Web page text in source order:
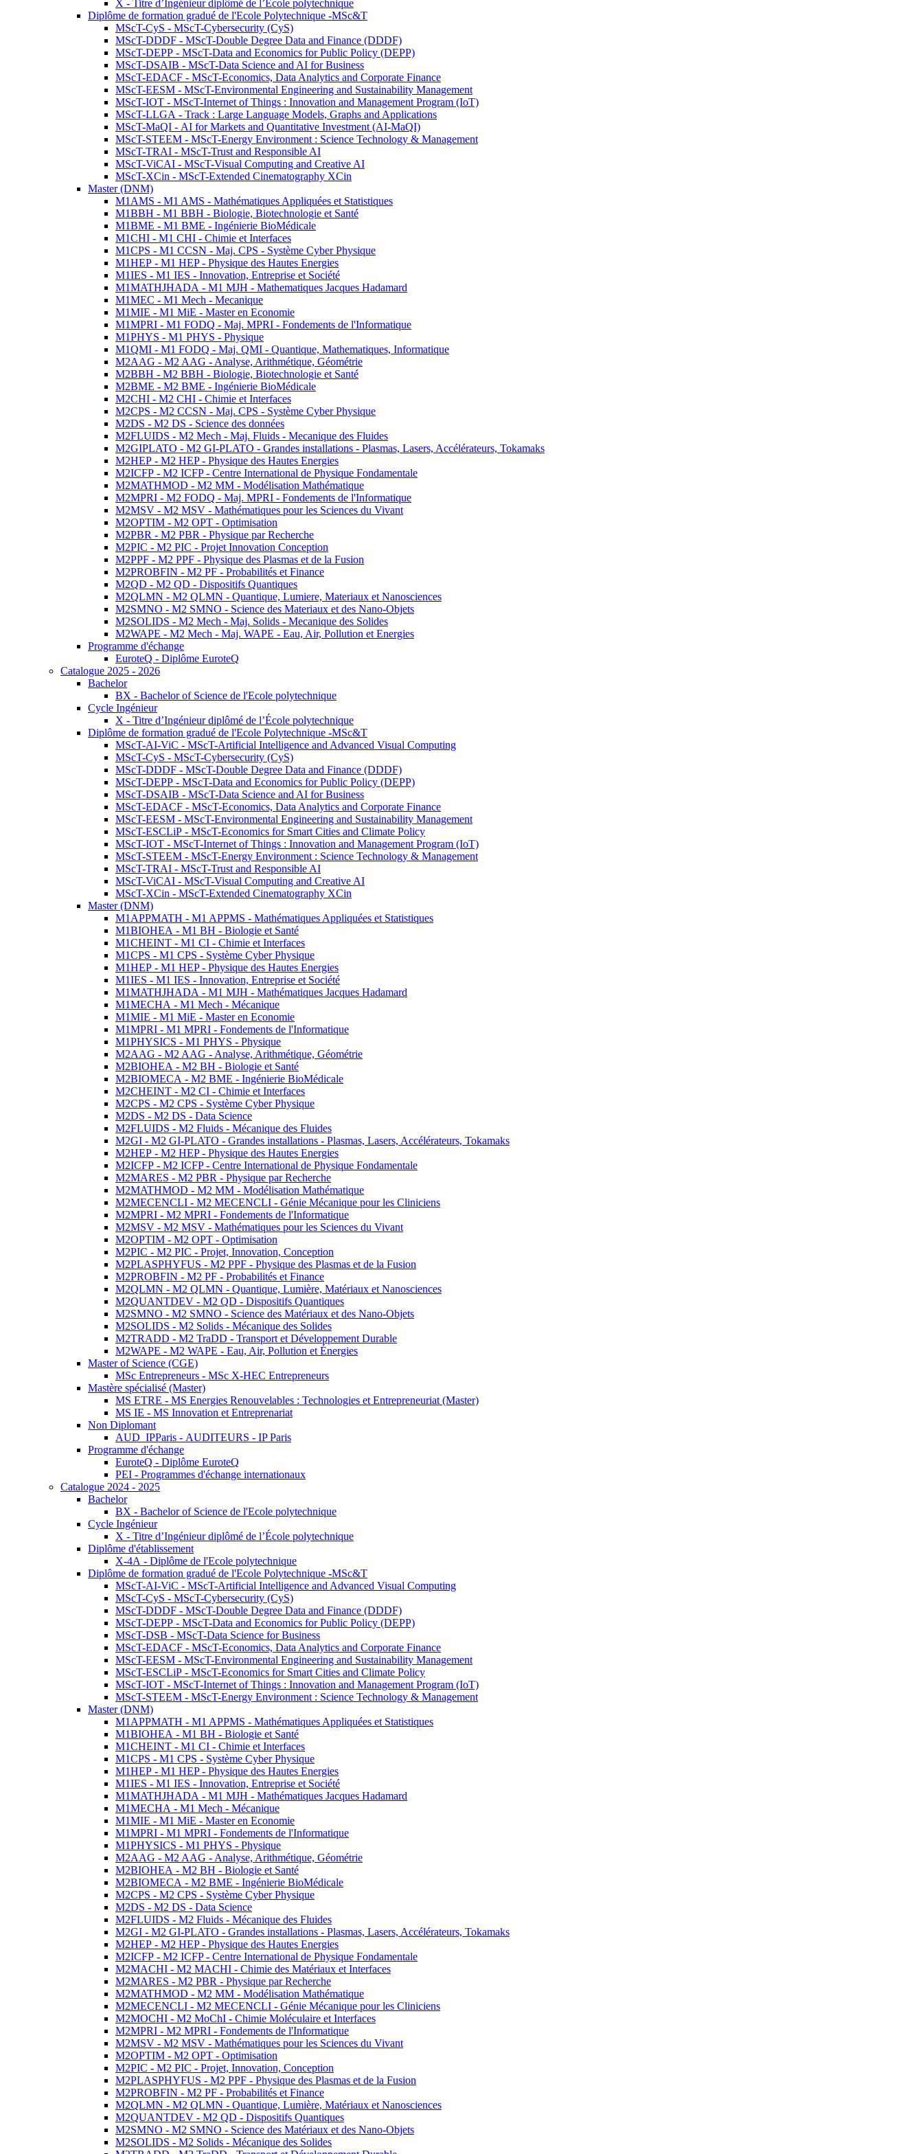
X - Titre d’Ingénieur diplômé de l’École polytechnique
Diplôme de formation gradué de l'Ecole Polytechnique -MSc&T
MScT-CyS - MScT-Cybersecurity (CyS)
MScT-DDDF - MScT-Double Degree Data and Finance (DDDF)
MScT-DEPP - MScT-Data and Economics for Public Policy (DEPP)
MScT-DSAIB - MScT-Data Science and AI for Business
MScT-EDACF - MScT-Economics, Data Analytics and Corporate Finance
MScT-EESM - MScT-Environmental Engineering and Sustainability Management
MScT-IOT - MScT-Internet of Things : Innovation and Management Program (IoT)
MScT-LLGA - Track : Large Language Models, Graphs and Applications
MScT-MaQI - AI for Markets and Quantitative Investment (AI-MaQI)
MScT-STEEM - MScT-Energy Environment : Science Technology & Management
MScT-TRAI - MScT-Trust and Responsible AI
MScT-ViCAI - MScT-Visual Computing and Creative AI
MScT-XCin - MScT-Extended Cinematography XCin
Master (DNM)
M1AMS - M1 AMS - Mathématiques Appliquées et Statistiques
M1BBH - M1 BBH - Biologie, Biotechnologie et Santé
M1BME - M1 BME - Ingénierie BioMédicale
M1CHI - M1 CHI - Chimie et Interfaces
M1CPS - M1 CCSN - Maj. CPS - Système Cyber Physique
M1HEP - M1 HEP - Physique des Hautes Energies
M1IES - M1 IES - Innovation, Entreprise et Société
M1MATHJHADA - M1 MJH - Mathematiques Jacques Hadamard
M1MEC - M1 Mech - Mecanique
M1MIE - M1 MiE - Master en Economie
M1MPRI - M1 FODQ - Maj. MPRI - Fondements de l'Informatique
M1PHYS - M1 PHYS - Physique
M1QMI - M1 FODQ - Maj. QMI - Quantique, Mathematiques, Informatique
M2AAG - M2 AAG - Analyse, Arithmétique, Géométrie
M2BBH - M2 BBH - Biologie, Biotechnologie et Santé
M2BME - M2 BME - Ingénierie BioMédicale
M2CHI - M2 CHI - Chimie et Interfaces
M2CPS - M2 CCSN - Maj. CPS - Système Cyber Physique
M2DS - M2 DS - Science des données
M2FLUIDS - M2 Mech - Maj. Fluids - Mecanique des Fluides
M2GIPLATO - M2 GI-PLATO - Grandes installations - Plasmas, Lasers, Accélérateurs, Tokamaks
M2HEP - M2 HEP - Physique des Hautes Energies
M2ICFP - M2 ICFP - Centre International de Physique Fondamentale
M2MATHMOD - M2 MM - Modélisation Mathématique
M2MPRI - M2 FODQ - Maj. MPRI - Fondements de l'Informatique
M2MSV - M2 MSV - Mathématiques pour les Sciences du Vivant
M2OPTIM - M2 OPT - Optimisation
M2PBR - M2 PBR - Physique par Recherche
M2PIC - M2 PIC - Projet Innovation Conception
M2PPF - M2 PPF - Physique des Plasmas et de la Fusion
M2PROBFIN - M2 PF - Probabilités et Finance
M2QD - M2 QD - Dispositifs Quantiques
M2QLMN - M2 QLMN - Quantique, Lumiere, Materiaux et Nanosciences
M2SMNO - M2 SMNO - Science des Materiaux et des Nano-Objets
M2SOLIDS - M2 Mech - Maj. Solids - Mecanique des Solides
M2WAPE - M2 Mech - Maj. WAPE - Eau, Air, Pollution et Energies
Programme d'échange
EuroteQ - Diplôme EuroteQ
Catalogue 2025 - 2026
Bachelor
BX - Bachelor of Science de l'Ecole polytechnique
Cycle Ingénieur
X - Titre d’Ingénieur diplômé de l’École polytechnique
Diplôme de formation gradué de l'Ecole Polytechnique -MSc&T
MScT-AI-ViC - MScT-Artificial Intelligence and Advanced Visual Computing
MScT-CyS - MScT-Cybersecurity (CyS)
MScT-DDDF - MScT-Double Degree Data and Finance (DDDF)
MScT-DEPP - MScT-Data and Economics for Public Policy (DEPP)
MScT-DSAIB - MScT-Data Science and AI for Business
MScT-EDACF - MScT-Economics, Data Analytics and Corporate Finance
MScT-EESM - MScT-Environmental Engineering and Sustainability Management
MScT-ESCLiP - MScT-Economics for Smart Cities and Climate Policy
MScT-IOT - MScT-Internet of Things : Innovation and Management Program (IoT)
MScT-STEEM - MScT-Energy Environment : Science Technology & Management
MScT-TRAI - MScT-Trust and Responsible AI
MScT-ViCAI - MScT-Visual Computing and Creative AI
MScT-XCin - MScT-Extended Cinematography XCin
Master (DNM)
M1APPMATH - M1 APPMS - Mathématiques Appliquées et Statistiques
M1BIOHEA - M1 BH - Biologie et Santé
M1CHEINT - M1 CI - Chimie et Interfaces
M1CPS - M1 CPS - Système Cyber Physique
M1HEP - M1 HEP - Physique des Hautes Energies
M1IES - M1 IES - Innovation, Entreprise et Société
M1MATHJHADA - M1 MJH - Mathématiques Jacques Hadamard
M1MECHA - M1 Mech - Mécanique
M1MIE - M1 MiE - Master en Economie
M1MPRI - M1 MPRI - Fondements de l'Informatique
M1PHYSICS - M1 PHYS - Physique
M2AAG - M2 AAG - Analyse, Arithmétique, Géométrie
M2BIOHEA - M2 BH - Biologie et Santé
M2BIOMECA - M2 BME - Ingénierie BioMédicale
M2CHEINT - M2 CI - Chimie et Interfaces
M2CPS - M2 CPS - Système Cyber Physique
M2DS - M2 DS - Data Science
M2FLUIDS - M2 Fluids - Mécanique des Fluides
M2GI - M2 GI-PLATO - Grandes installations - Plasmas, Lasers, Accélérateurs, Tokamaks
M2HEP - M2 HEP - Physique des Hautes Energies
M2ICFP - M2 ICFP - Centre International de Physique Fondamentale
M2MARES - M2 PBR - Physique par Recherche
M2MATHMOD - M2 MM - Modélisation Mathématique
M2MECENCLI - M2 MECENCLI - Génie Mécanique pour les Cliniciens
M2MPRI - M2 MPRI - Fondements de l'Informatique
M2MSV - M2 MSV - Mathématiques pour les Sciences du Vivant
M2OPTIM - M2 OPT - Optimisation
M2PIC - M2 PIC - Projet, Innovation, Conception
M2PLASPHYFUS - M2 PPF - Physique des Plasmas et de la Fusion
M2PROBFIN - M2 PF - Probabilités et Finance
M2QLMN - M2 QLMN - Quantique, Lumière, Matériaux et Nanosciences
M2QUANTDEV - M2 QD - Dispositifs Quantiques
M2SMNO - M2 SMNO - Science des Matériaux et des Nano-Objets
M2SOLIDS - M2 Solids - Mécanique des Solides
M2TRADD - M2 TraDD - Transport et Développement Durable
M2WAPE - M2 WAPE - Eau, Air, Pollution et Énergies
Master of Science (CGE)
MSc Entrepreneurs - MSc X-HEC Entrepreneurs
Mastère spécialisé (Master)
MS ETRE - MS Energies Renouvelables : Technologies et Entrepreneuriat (Master)
MS IE - MS Innovation et Entreprenariat
Non Diplomant
AUD_IPParis - AUDITEURS - IP Paris
Programme d'échange
EuroteQ - Diplôme EuroteQ
PEI - Programmes d'échange internationaux
Catalogue 2024 - 2025
Bachelor
BX - Bachelor of Science de l'Ecole polytechnique
Cycle Ingénieur
X - Titre d’Ingénieur diplômé de l’École polytechnique
Diplôme d'établissement
X-4A - Diplôme de l'Ecole polytechnique
Diplôme de formation gradué de l'Ecole Polytechnique -MSc&T
MScT-AI-ViC - MScT-Artificial Intelligence and Advanced Visual Computing
MScT-CyS - MScT-Cybersecurity (CyS)
MScT-DDDF - MScT-Double Degree Data and Finance (DDDF)
MScT-DEPP - MScT-Data and Economics for Public Policy (DEPP)
MScT-DSB - MScT-Data Science for Business
MScT-EDACF - MScT-Economics, Data Analytics and Corporate Finance
MScT-EESM - MScT-Environmental Engineering and Sustainability Management
MScT-ESCLiP - MScT-Economics for Smart Cities and Climate Policy
MScT-IOT - MScT-Internet of Things : Innovation and Management Program (IoT)
MScT-STEEM - MScT-Energy Environment : Science Technology & Management
Master (DNM)
M1APPMATH - M1 APPMS - Mathématiques Appliquées et Statistiques
M1BIOHEA - M1 BH - Biologie et Santé
M1CHEINT - M1 CI - Chimie et Interfaces
M1CPS - M1 CPS - Système Cyber Physique
M1HEP - M1 HEP - Physique des Hautes Energies
M1IES - M1 IES - Innovation, Entreprise et Société
M1MATHJHADA - M1 MJH - Mathématiques Jacques Hadamard
M1MECHA - M1 Mech - Mécanique
M1MIE - M1 MiE - Master en Economie
M1MPRI - M1 MPRI - Fondements de l'Informatique
M1PHYSICS - M1 PHYS - Physique
M2AAG - M2 AAG - Analyse, Arithmétique, Géométrie
M2BIOHEA - M2 BH - Biologie et Santé
M2BIOMECA - M2 BME - Ingénierie BioMédicale
M2CPS - M2 CPS - Système Cyber Physique
M2DS - M2 DS - Data Science
M2FLUIDS - M2 Fluids - Mécanique des Fluides
M2GI - M2 GI-PLATO - Grandes installations - Plasmas, Lasers, Accélérateurs, Tokamaks
M2HEP - M2 HEP - Physique des Hautes Energies
M2ICFP - M2 ICFP - Centre International de Physique Fondamentale
M2MACHI - M2 MACHI - Chimie des Matériaux et Interfaces
M2MARES - M2 PBR - Physique par Recherche
M2MATHMOD - M2 MM - Modélisation Mathématique
M2MECENCLI - M2 MECENCLI - Génie Mécanique pour les Cliniciens
M2MOCHI - M2 MoChI - Chimie Moléculaire et Interfaces
M2MPRI - M2 MPRI - Fondements de l'Informatique
M2MSV - M2 MSV - Mathématiques pour les Sciences du Vivant
M2OPTIM - M2 OPT - Optimisation
M2PIC - M2 PIC - Projet, Innovation, Conception
M2PLASPHYFUS - M2 PPF - Physique des Plasmas et de la Fusion
M2PROBFIN - M2 PF - Probabilités et Finance
M2QLMN - M2 QLMN - Quantique, Lumière, Matériaux et Nanosciences
M2QUANTDEV - M2 QD - Dispositifs Quantiques
M2SMNO - M2 SMNO - Science des Matériaux et des Nano-Objets
M2SOLIDS - M2 Solids - Mécanique des Solides